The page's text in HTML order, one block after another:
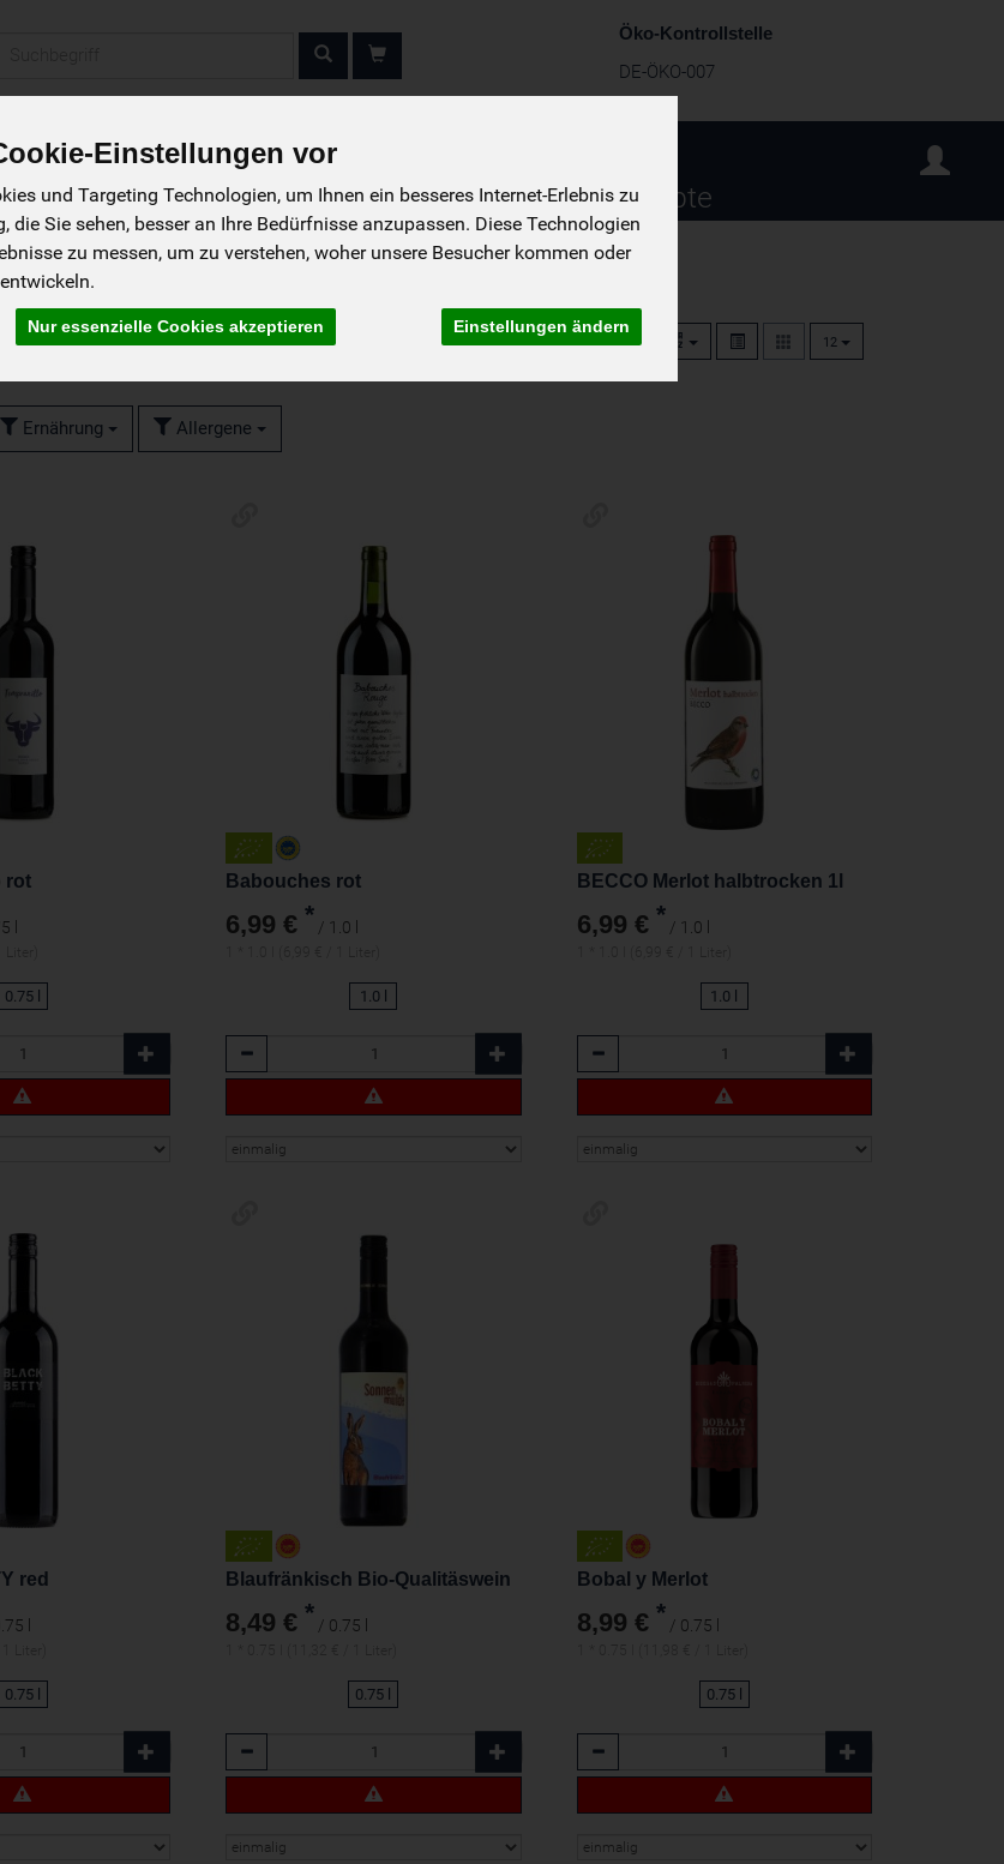
Einstellungen vor
und Targeting Technologien, um Ihnen ein besseres Internet-Erlebnis zu
die Sie sehen, besser an Ihre Bedürfnisse anzupassen. Diese Technologien
zu messen, um zu verstehen, woher unsere Besucher kommen oder
Nur essenzielle Cookies akzeptieren Einstellungen ändern
Öko-Kontrollstelle
DE-ÖKO-007
bestellt Das Liefergebiet Das sind wir Rezepte
12
Ernährung Allergene
rot
l
0.75 l
Babouches rot
6,99 € * / 1.0 l
1.0 l
BECCO Merlot halbtrocken 1l
6,99 € * / 1.0 l
1.0 l
red
l
0.75 l
Blaufränkisch Bio-Qualitäswein
8,49 € * / 0.75 l
0.75 l
Bobal y Merlot
8,99 € * / 0.75 l
0.75 l